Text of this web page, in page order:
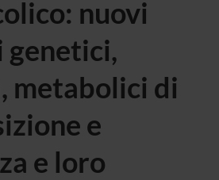
nuovi
metabolici di
e
e loro